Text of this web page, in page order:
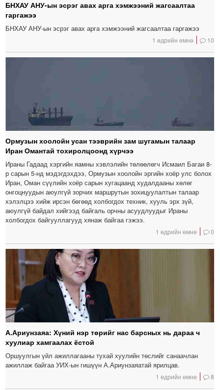
БНХАУ АНУ-ын эсрэг авах арга хэмжээний жагсаалтаа
гаргажээ
БНХАУ АНУ-ын эсрэг авах арга хэмжээний жагсаалтаа гаргажээ
1 өдрийн өмнө 10
Ормузын хоолойн усан тээврийн зам шугамын талаар
Иран Омантай тохиролцоонд хүрчээ
Ираны Гадаад хэргийн яамны хэвлэлийн төлөөлөгч Исмаил Багаи 8-
р сарын 5-нд мэдэгдэхдээ, Ормузын хоолойн эргийн хоёр улс болох
Иран, Оман сүүлийн хоёр сарын хугацаанд худалдааны хөлөг
онгоцнуудын аюулгүй зорчих маршрутын зохицуулалтын талаар
хэлэлцээ хийж ирсэн бөгөөд холбогдох техник, хууль эрх зүй,
аюулгүй байдал хийгээд байгаль орчны асуудлуудыг Ираны
холбогдох байгууллагууд хянаж байгаа гэжээ.
1 өдрийн өмнө 0
А.Ариунзаяа: Хүний нэр төрийг нас барсных нь дараа ч
хуулиар хамгаалах ёстой
Оршуулгын үйл ажиллагааны тухай хуулийн төслийг санаачлан
ажиллаж байгаа УИХ-ын гишүүн А.Ариунзаяатай ярилцав.
1 өдрийн өмнө 8